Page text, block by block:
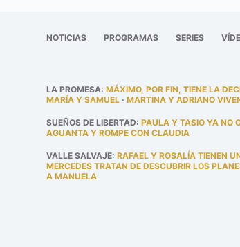
NOTICIAS PROGRAMAS SERIES
LA PROMESA:MÁXIMO, POR FIN, TIENE LA
MARÍA Y SAMUEL ·MARTINA Y ADRIANO
SUEÑOS DE LIBERTAD:PAULA Y TASIO YA NO
AGUANTA Y ROMPE CON CLAUDIA
VALLE SALVAJE:RAFAEL Y ROSALÍA TIENEN
MERCEDES TRATAN DE DESCUBRIR LOS
A MANUELA